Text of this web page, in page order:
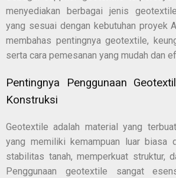
menyediakan berbagai jenis
yang sesuai dengan kebutuhan proyek
membahas pentingnya geotextile,
serta cara pemesanan yang mudah dan
Pentingnya Penggunaan
Konstruksi
Geotextile adalah material yang
yang memiliki kemampuan luar biasa
stabilitas tanah, memperkuat struktur,
Penggunaan geotextile sangat